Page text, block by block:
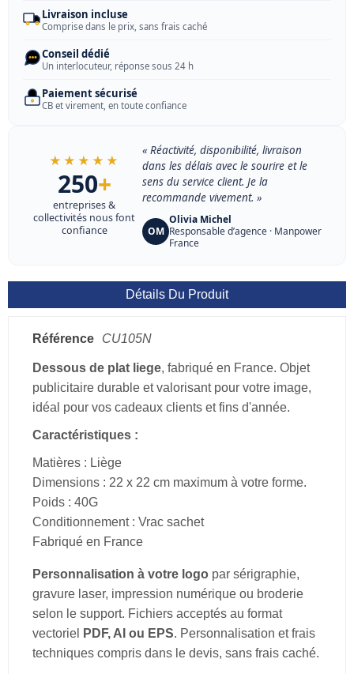
Livraison incluse
Comprise dans le prix, sans frais caché
Conseil dédié
Un interlocuteur, réponse sous 24 h
Paiement sécurisé
CB et virement, en toute confiance
★★★★★
250+
entreprises &
collectivités nous font
confiance
« Réactivité, disponibilité, livraison
dans les délais avec le sourire et le
sens du service client. Je la
recommande vivement. »
OM
Olivia Michel
Responsable d’agence · Manpower
France
Détails Du Produit
Référence CU105N
Dessous de plat liege, fabriqué en France. Objet
publicitaire durable et valorisant pour votre image,
idéal pour vos cadeaux clients et fins d'année.
Caractéristiques :
Matières : Liège
Dimensions : 22 x 22 cm maximum à votre forme.
Poids : 40G
Conditionnement : Vrac sachet
Fabriqué en France
Personnalisation à votre logo par sérigraphie,
gravure laser, impression numérique ou broderie
selon le support. Fichiers acceptés au format
vectoriel
PDF, AI ou EPS. Personnalisation et frais
techniques compris dans le devis, sans frais caché.